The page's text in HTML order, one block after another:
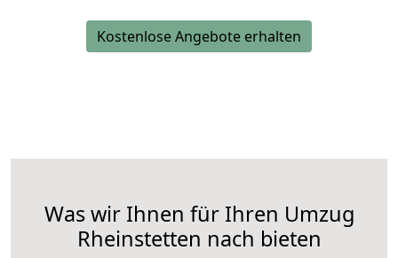
Kostenlose Angebote erhalten
Was wir Ihnen für Ihren Umzug
Rheinstetten nach bieten